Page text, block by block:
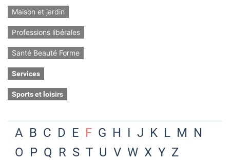
Maison et jardin
Professions libérales
Santé Beauté Forme
Services
Sports et loisirs
A B C D E F G H I J K L M N
O P Q R S T U V W X Y Z